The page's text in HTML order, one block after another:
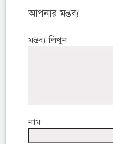
আপনার মন্তব্য
মন্তব্য লিখুন
নাম